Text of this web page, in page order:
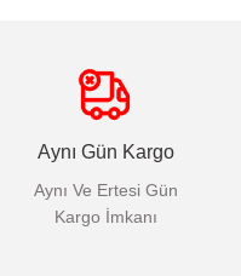
Aynı Gün Kargo
Aynı Ve Ertesi Gün
Kargo İmkanı